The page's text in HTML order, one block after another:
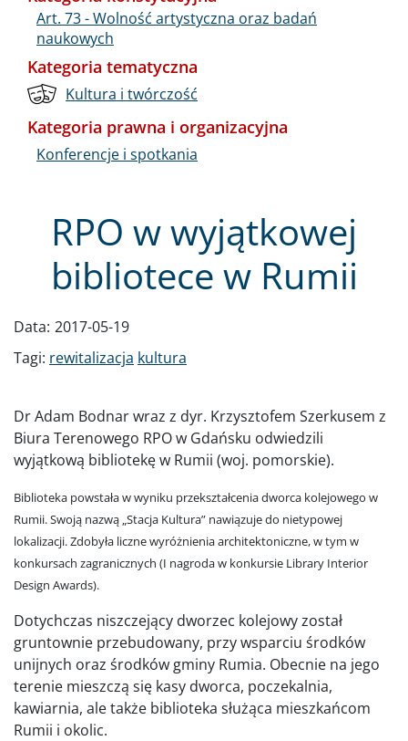
RPO w wyjątkowej
bibliotece w Rumii
Data: 2017-05-19
Tagi: rewitalizacja kultura
Dr Adam Bodnar wraz z dyr. Krzysztofem Szerkusem z
Biura Terenowego RPO w Gdańsku odwiedzili
wyjątkową bibliotekę w Rumii (woj. pomorskie).
Biblioteka powstała w wyniku przekształcenia dworca kolejowego w
Rumii. Swoją nazwą „Stacja Kultura” nawiązuje do nietypowej
lokalizacji. Zdobyła liczne wyróżnienia architektoniczne, w tym w
konkursach zagranicznych (I nagroda w konkursie Library Interior
Design Awards).
Dotychczas niszczejący dworzec kolejowy został
gruntownie przebudowany, przy wsparciu środków
unijnych oraz środków gminy Rumia. Obecnie na jego
terenie mieszczą się kasy dworca, poczekalnia,
kawiarnia, ale także biblioteka służąca mieszkańcom
Rumii i okolic.
Art. 73 - Wolność artystyczna oraz badań
naukowych
Kategoria tematyczna
Kultura i twórczość
Kategoria prawna i organizacyjna
Konferencje i spotkania